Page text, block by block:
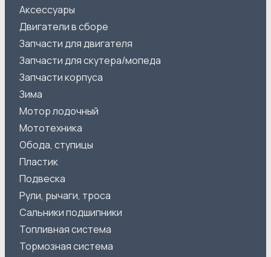
Аксессуары
Двигатели в сборе
Запчасти для двигателя
Запчасти для скутера/мопеда
Запчасти корпуса
Зима
Мотор лодочный
Мототехника
Обода, ступицы
Пластик
Подвеска
Рули, рычаги, троса
Сальники подшипники
Топливная система
Тормозная система